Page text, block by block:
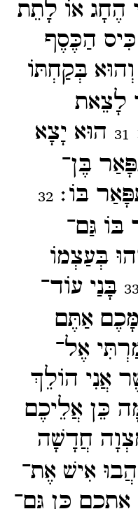
הֶחָג אוֹ לָתֵת
כִּיס הַכֶּסֶף
וְהוּא בְּקַחְתּוֹ
לָצֵאת
31 הוּא יָצָא
בֶּן־​
בּוֹ׃32
גַּם־​
בְּעַצְמוֹ
בָּנַי עוֹד־​
אַתֶּם
אֶל־​
אֲנִי הוֹלֵךְ
כֵּן אֲלֵיכֶם
חֲדָשָׁה
אִישׁ אֶת־​
כֵּן גַּם־​